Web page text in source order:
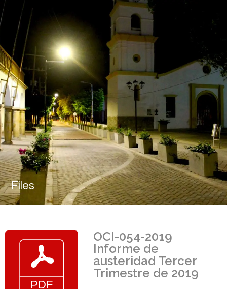
Files
OCI-054-2019
Informe de
austeridad Tercer
Trimestre de 2019